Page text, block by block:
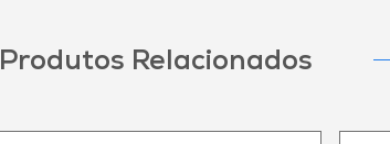
Produtos Relacionados